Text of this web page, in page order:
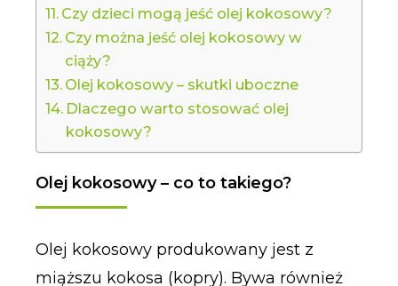
Czy dzieci mogą jeść olej kokosowy?
Czy można jeść olej kokosowy w
ciąży?
Olej kokosowy – skutki uboczne
Dlaczego warto stosować olej
kokosowy?
Olej kokosowy – co to takiego?
Olej kokosowy produkowany jest z
miąższu kokosa (kopry). Bywa również